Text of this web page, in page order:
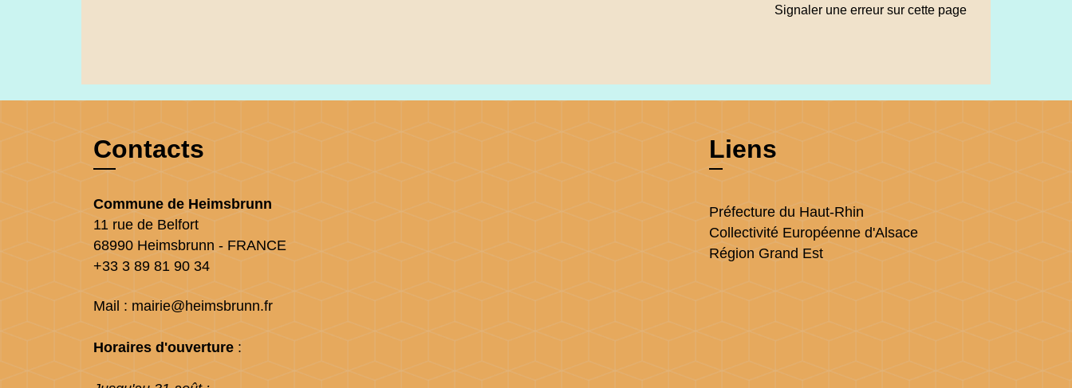
Signaler une erreur sur cette page
Contacts
Commune de Heimsbrunn
11 rue de Belfort
68990 Heimsbrunn - FRANCE
+33 3 89 81 90 34
Mail : mairie@heimsbrunn.fr
Horaires d'ouverture :
Liens
Préfecture du Haut-Rhin
Collectivité Européenne d'Alsace
Région Grand Est